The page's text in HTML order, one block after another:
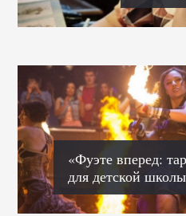
«Фуэте вперед:
для детской